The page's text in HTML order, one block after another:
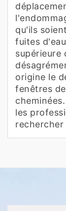
qu'ils
fuites
supérieure
origine le
fenêtres
les
rechercher